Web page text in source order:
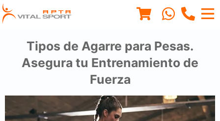
Tipos de Agarre para Pesas.
Asegura tu Entrenamiento de
Fuerza